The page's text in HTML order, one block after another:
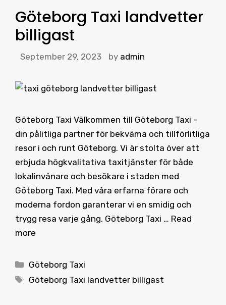
Göteborg Taxi landvetter
billigast
September 29, 2023 by admin
Göteborg Taxi Välkommen till Göteborg Taxi –
din pålitliga partner för bekväma och tillförlitliga
resor i och runt Göteborg. Vi är stolta över att
erbjuda högkvalitativa taxitjänster för både
lokalinvånare och besökare i staden med
Göteborg Taxi. Med våra erfarna förare och
moderna fordon garanterar vi en smidig och
trygg resa varje gång, Göteborg Taxi … Read
more
Categories
Göteborg Taxi
Tags
Göteborg Taxi landvetter billigast